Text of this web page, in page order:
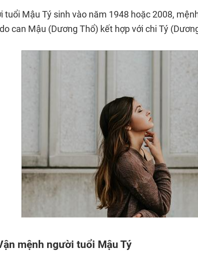
tuổi Mậu Tý sinh vào năm 1948 hoặc 2008,
can Mậu (Dương Thổ) kết hợp với chi Tý
mệnh người tuổi Mậu Tý